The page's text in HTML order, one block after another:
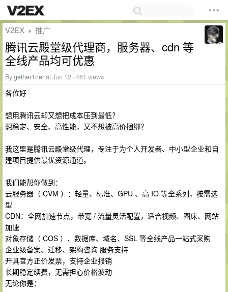
V2EX › 推广
腾讯云殿堂级代理商，服务器、cdn 等
全线产品均可优惠
Bygether1nerat Jun 12 · 461 views
各位好
想用腾讯云却又想把成本压到最低？
想稳定、安全、高性能，又不想被高价捆绑？
我这里是腾讯云殿堂级代理，专注于为个人开发者、中小型企业和自
建项目提供最优资源通道。
我们能帮你做到：
云服务器（ CVM ）：轻量、标准、GPU 、高 IO 等全系列，按需选
型
CDN：全网加速节点，带宽 / 流量灵活配置，适合视频、图床、网站
加速
对象存储（ COS ）、数据库、域名、SSL 等全线产品一站式采购
企业级备案、迁移、架构咨询 服务支持
开具官方正价发票，支持企业报销
长期稳定续费，无需担心价格波动
无论你是：